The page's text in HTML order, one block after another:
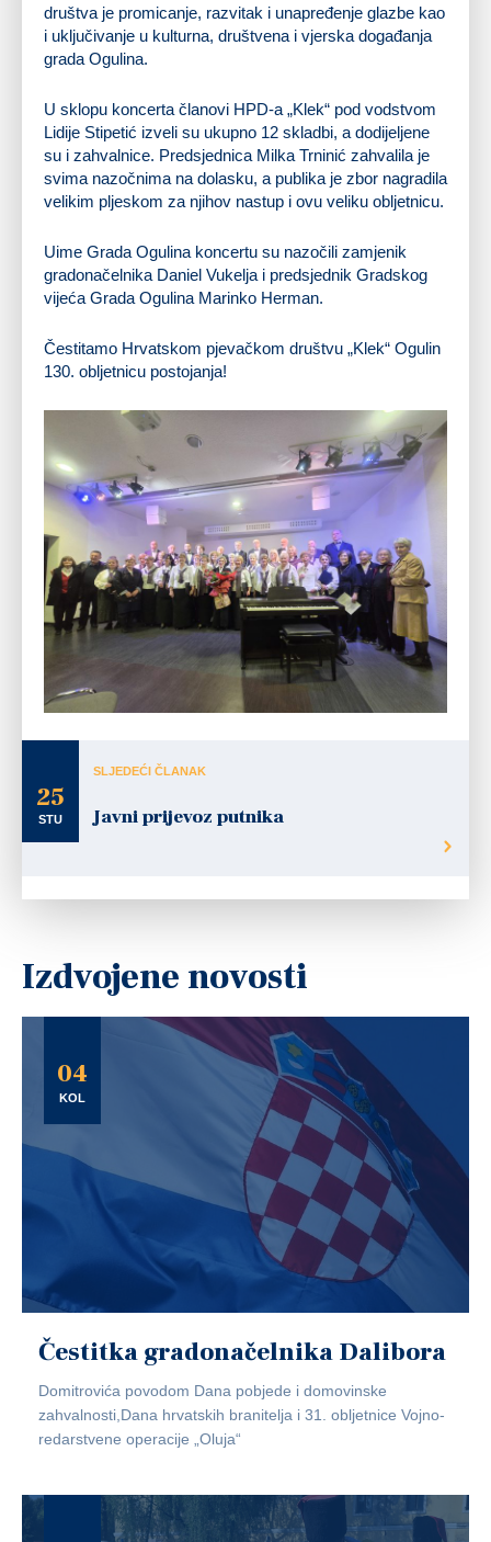
društva je promicanje, razvitak i unapređenje glazbe kao
i uključivanje u kulturna, društvena i vjerska događanja
grada Ogulina.
U sklopu koncerta članovi HPD-a „Klek“ pod vodstvom
Lidije Stipetić izveli su ukupno 12 skladbi, a dodijeljene
su i zahvalnice. Predsjednica Milka Trninić zahvalila je
svima nazočnima na dolasku, a publika je zbor nagradila
velikim pljeskom za njihov nastup i ovu veliku obljetnicu.
Uime Grada Ogulina koncertu su nazočili zamjenik
gradonačelnika Daniel Vukelja i predsjednik Gradskog
vijeća Grada Ogulina Marinko Herman.
Čestitamo Hrvatskom pjevačkom društvu „Klek“ Ogulin
130. obljetnicu postojanja!
25
STU
SLJEDEĆI ČLANAK
Javni prijevoz putnika
Izdvojene novosti
04
KOL
Čestitka gradonačelnika Dalibora
Domitrovića povodom Dana pobjede i domovinske
zahvalnosti,Dana hrvatskih branitelja i 31. obljetnice Vojno-
redarstvene operacije „Oluja“